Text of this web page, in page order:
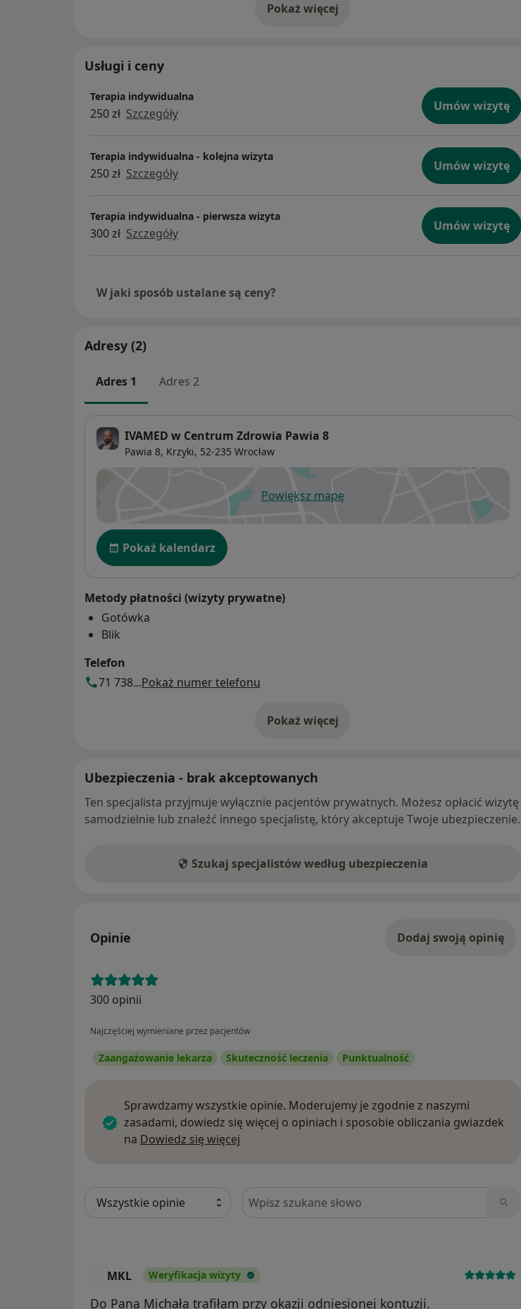
Pokaż więcejo doświadczeniu
Usługi i ceny
Terapia indywidualna
250 zł Szczegóły Umów wizytę
Terapia indywidualna - kolejna wizyta
250 zł Szczegóły Umów wizytę
Terapia indywidualna - pierwsza wizyta
300 zł Szczegóły Umów wizytę
W jaki sposób ustalane są ceny?
Adresy (2)
Adres 1 Adres 2
IVAMED w Centrum Zdrowia Pawia 8
Pawia 8, Krzyki, 52-235 Wrocław
Powiększ mapęotwiera się w nowej karcie
Dostępność
Pokaż kalendarz
Metody płatności (wizyty prywatne)
Gotówka
Blik
Telefon
71 738...Pokaż numer telefonu
Pokaż więcej
o adresie
Ubezpieczenia - brak akceptowanych
Ten specjalista przyjmuje wyłącznie pacjentów prywatnych. Możesz opłacić wizytę
samodzielnie lub znaleźć innego specjalistę, który akceptuje Twoje ubezpieczenie.
Szukaj specjalistów według ubezpieczenia
Opinie Dodaj swoją opinię
300 opinii
Najczęściej wymieniane przez pacjentów
Zaangażowanie lekarza Skuteczność leczenia Punktualność
Sprawdzamy wszystkie opinie. Moderujemy je zgodnie z naszymi
zasadami, dowiedz się więcej o opiniach i sposobie obliczania gwiazdek
na Dowiedz się więcej
Szukaj w opiniach
MKL Weryfikacja wizyty
Do Pana Michała trafiłam przy okazji odniesionej kontuzji.